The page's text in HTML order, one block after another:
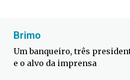
Fabiano Bordignon
Defesa Civil lança campanha
contra o El Niño em SC